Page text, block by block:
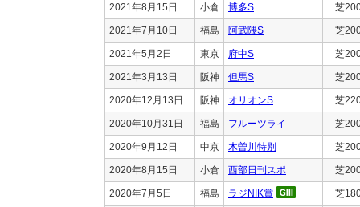
2021年8月15日 小倉 博多S 芝
2021年7月10日 福島 阿武隈S 芝
2021年5月2日 東京 府中S 芝
2021年3月13日 阪神 但馬S 芝
2020年12月13日 阪神 オリオンS 芝
2020年10月31日 福島 フルーツライ 芝
2020年9月12日 中京 木曽川特別 芝
2020年8月15日 小倉 西部日刊スポ 芝
2020年7月5日 福島 ラジNIK賞 芝